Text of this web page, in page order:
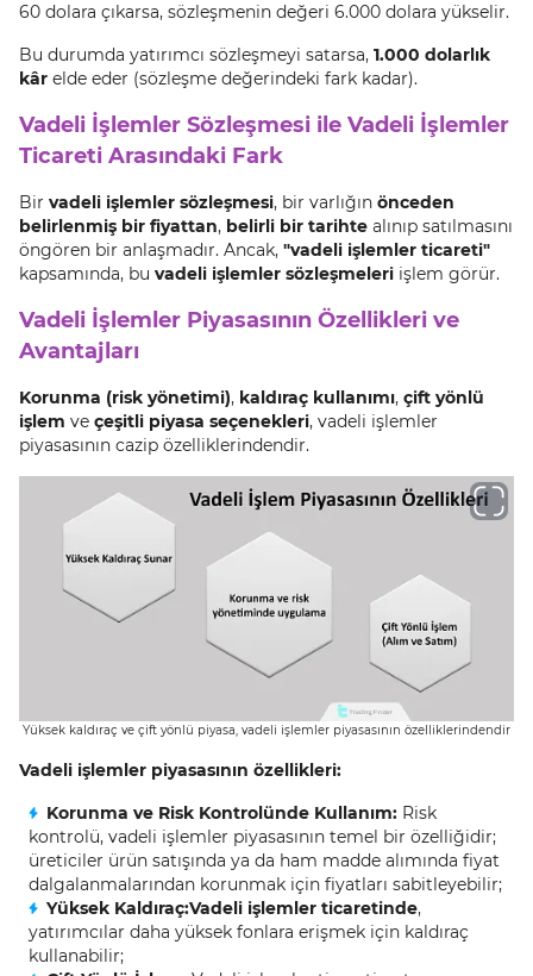
60 dolara çıkarsa, sözleşmenin değeri 6.000 dolara yükselir.
Bu durumda yatırımcı sözleşmeyi satarsa, 1.000 dolarlık
kâr elde eder (sözleşme değerindeki fark kadar).
Vadeli İşlemler Sözleşmesi ile Vadeli İşlemler
Ticareti Arasındaki Fark
Bir vadeli işlemler sözleşmesi, bir varlığın önceden
belirlenmiş bir fiyattan, belirli bir tarihte alınıp satılmasını
öngören bir anlaşmadır. Ancak, "vadeli işlemler ticareti"
kapsamında, bu vadeli işlemler sözleşmeleri işlem görür.
Vadeli İşlemler Piyasasının Özellikleri ve
Avantajları
Korunma (risk yönetimi), kaldıraç kullanımı, çift yönlü
işlem ve çeşitli piyasa seçenekleri, vadeli işlemler
piyasasının cazip özelliklerindendir.
Yüksek kaldıraç ve çift yönlü piyasa, vadeli işlemler piyasasının özelliklerindendir
Vadeli işlemler piyasasının özellikleri:
Korunma ve Risk Kontrolünde Kullanım: Risk
kontrolü, vadeli işlemler piyasasının temel bir özelliğidir;
üreticiler ürün satışında ya da ham madde alımında fiyat
dalgalanmalarından korunmak için fiyatları sabitleyebilir;
Yüksek Kaldıraç:Vadeli işlemler ticaretinde,
yatırımcılar daha yüksek fonlara erişmek için kaldıraç
kullanabilir;